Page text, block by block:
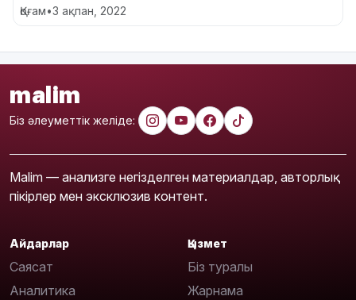
Қоғам•3 ақпан, 2022
malim
Біз әлеуметтік желіде:
Malim — анализге негізделген материалдар, авторлық
пікірлер мен эксклюзив контент.
Айдарлар
Саясат
Аналитика
Қызмет
Біз туралы
Жарнама